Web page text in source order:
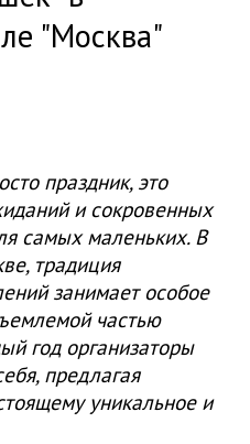
"Москва"
праздник, это
и сокровенных
самых маленьких. В
традиция
занимает особое
частью
год организаторы
предлагая
уникальное и